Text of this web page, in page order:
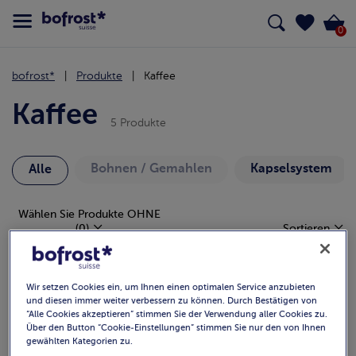
0
bofrost* Produkte Kaffee
Kaffee 5 Produkte
Alle Bohnen / Gemahlen Kapselsystem
Wählen Sie Produkte OHNE
(0)
Sortieren
Wir setzen Cookies ein, um Ihnen einen optimalen Service anzubieten
und diesen immer weiter verbessern zu können. Durch Bestätigen von
“Alle Cookies akzeptieren” stimmen Sie der Verwendung aller Cookies zu.
Über den Button “Cookie-Einstellungen” stimmen Sie nur den von Ihnen
gewählten Kategorien zu.